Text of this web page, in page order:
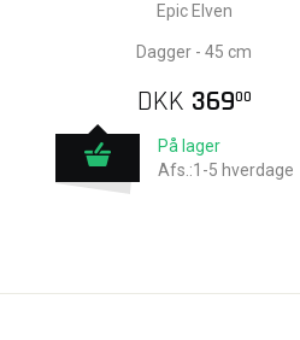
Epic Elven
Dagger - 45 cm
DKK 36900
På lager
Afs.:1-5 hverdage